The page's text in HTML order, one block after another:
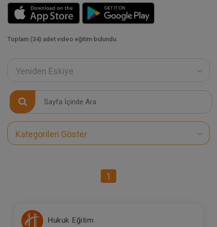
Toplam (34) adet video eğitim bulundu.
Yeniden Eskiye
Kategorileri Göster
1
Hukuk Eğitim